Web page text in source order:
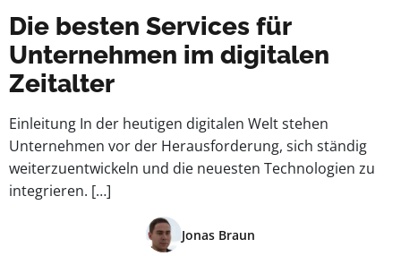
Die besten Services für
Unternehmen im digitalen
Zeitalter
Einleitung In der heutigen digitalen Welt stehen
Unternehmen vor der Herausforderung, sich ständig
weiterzuentwickeln und die neuesten Technologien zu
integrieren. […]
Jonas Braun